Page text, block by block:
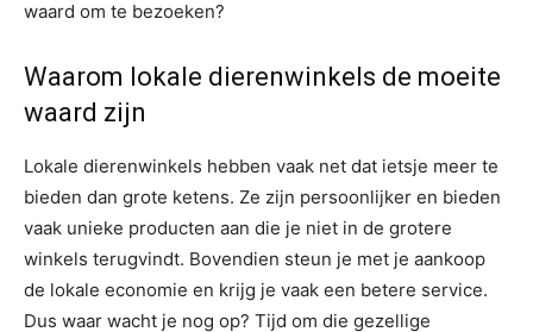
waard om te bezoeken?
Waarom lokale dierenwinkels de moeite
waard zijn
Lokale dierenwinkels hebben vaak net dat ietsje meer te
bieden dan grote ketens. Ze zijn persoonlijker en bieden
vaak unieke producten aan die je niet in de grotere
winkels terugvindt. Bovendien steun je met je aankoop
de lokale economie en krijg je vaak een betere service.
Dus waar wacht je nog op? Tijd om die gezellige